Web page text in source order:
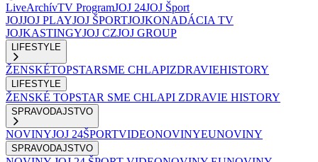
LiveArchívTV ProgramJOJ 24JOJ Šport
JOJJOJ PLAYJOJ ŠPORTJOJKONADÁCIA TV
JOJKASTINGYJOJ CZJOJ GROUP
LIFESTYLE
ŽENSKÉTOPSTARSME CHLAPIZDRAVIEHISTORY
LIFESTYLE
ŽENSKÉ TOPSTAR SME CHLAPI ZDRAVIE HISTORY
SPRAVODAJSTVO
NOVINYJOJ 24ŠPORTVIDEONOVINYEUNOVINY
SPRAVODAJSTVO